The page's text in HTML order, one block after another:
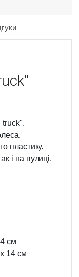
truck".
пластику.
і на вулиці.
см
14 см